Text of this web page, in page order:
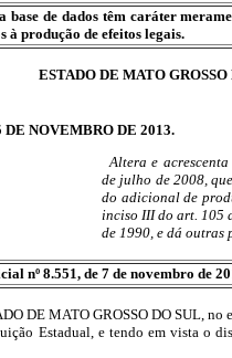
base de dados têm caráter
produção de efeitos legais.
ESTADO DE MATO GROSSO
DE NOVEMBRO DE 2013.
Altera e
de julho de 2008,
do adicional de
inciso III do art. 105
de 1990, e dá outras
nº 8.551, de 7 de novembro de
DE MATO GROSSO DO SUL,
Estadual, e tendo em vista o